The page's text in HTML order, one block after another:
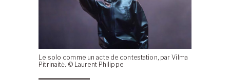
Le solo comme un acte de contestation, par Vilma
Pitrinaitė. © Laurent Philippe